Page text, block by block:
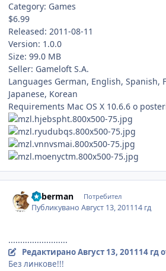
Category: Games
$6.99
Released: 2011-08-11
Version: 1.0.0
Size: 99.0 MB
Seller: Gameloft S.A.
Languages German, English, Spanish,
Japanese, Korean
Requirements Mac OS X 10.6.6 o
Cyberman Потребител
ПубликуваноАвгуст 13, 201114 гд
.........................
РедактираноАвгуст 13, 201114 гд
Без линкове!!!